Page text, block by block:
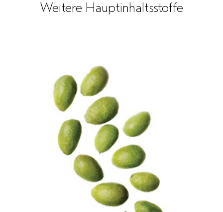
Weitere Hauptinhaltsstoffe